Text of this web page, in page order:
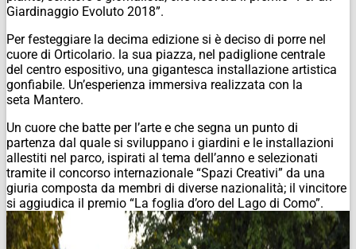
Giardinaggio Evoluto 2018”.
Per festeggiare la decima edizione si è deciso di porre nel
cuore di Orticolario. la sua piazza, nel padiglione centrale
del centro espositivo, una gigantesca installazione artistica
gonfiabile. Un’esperienza immersiva realizzata con la
seta Mantero.
Un cuore che batte per l’arte e che segna un punto di
partenza dal quale si sviluppano i giardini e le installazioni
allestiti nel parco, ispirati al tema dell’anno e selezionati
tramite il concorso internazionale “Spazi Creativi” da una
giuria composta da membri di diverse nazionalità; il vincitore
si aggiudica il premio “La foglia d’oro del Lago di Como”.